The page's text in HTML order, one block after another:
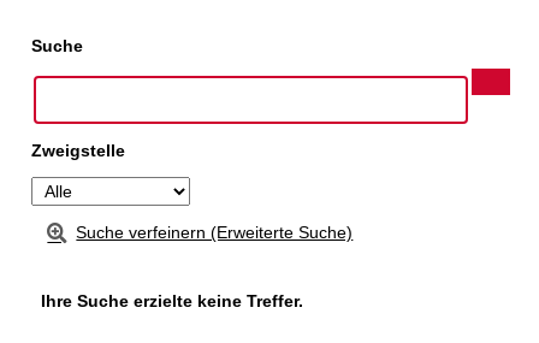
Suche
Zweigstelle
Suche verfeinern (Erweiterte Suche)
Ihre Suche erzielte keine Treffer.